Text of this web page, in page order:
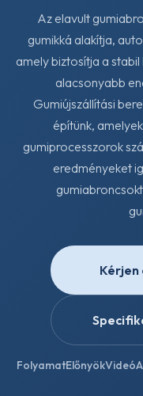
Az elavult
gumikká alakítja,
amely biztosítja a
alacsonyabb
Gumiújszállítási
építünk,
gumiprocesszorok
eredményeket
FolyamatElőnyökVideó